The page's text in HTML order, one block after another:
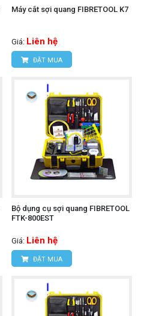
Máy cắt sợi quang FIBRETOOL K7
Giá: Liên hệ
ĐẶT MUA
Bộ dụng cụ sợi quang FIBRETOOL
FTK-800EST
Giá: Liên hệ
ĐẶT MUA